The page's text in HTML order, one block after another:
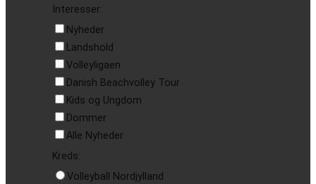
Interesser:
Nyheder
Landshold
Volleyligaen
Danish Beachvolley Tour
Kids og Ungdom
Dommer
Alle Nyheder
Kreds:
Volleyball Nordjylland